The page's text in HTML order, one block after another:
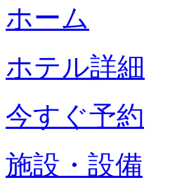
ホーム
ホテル詳細
今すぐ予約
施設・設備